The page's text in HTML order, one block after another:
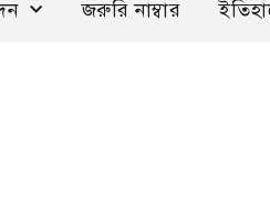
জরুরি নাম্বার